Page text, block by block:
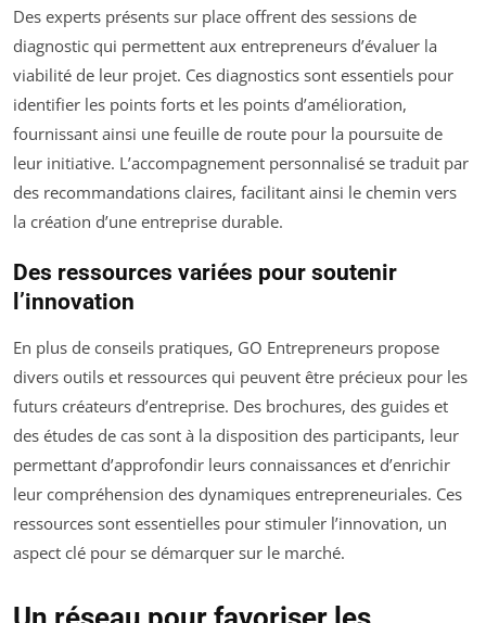
Des experts présents sur place offrent des sessions de
diagnostic qui permettent aux entrepreneurs d’évaluer la
viabilité de leur projet. Ces diagnostics sont essentiels pour
identifier les points forts et les points d’amélioration,
fournissant ainsi une feuille de route pour la poursuite de
leur initiative. L’accompagnement personnalisé se traduit par
des recommandations claires, facilitant ainsi le chemin vers
la création d’une entreprise durable.
Des ressources variées pour soutenir
l’innovation
En plus de conseils pratiques, GO Entrepreneurs propose
divers outils et ressources qui peuvent être précieux pour les
futurs créateurs d’entreprise. Des brochures, des guides et
des études de cas sont à la disposition des participants, leur
permettant d’approfondir leurs connaissances et d’enrichir
leur compréhension des dynamiques entrepreneuriales. Ces
ressources sont essentielles pour stimuler l’innovation, un
aspect clé pour se démarquer sur le marché.